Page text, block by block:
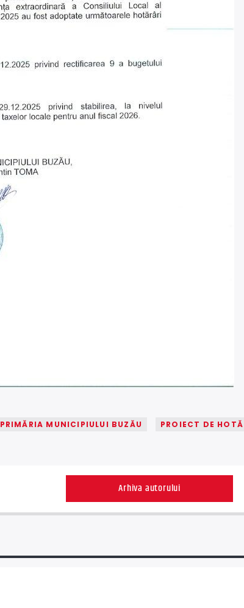
PRIMĂRIA MUNICIPIULUI BUZĂU PROIECT DE
Arhiva autorului